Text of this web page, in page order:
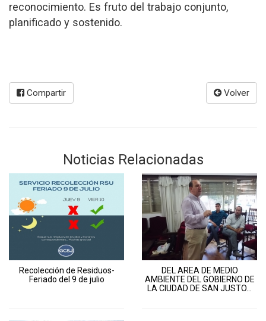
reconocimiento. Es fruto del trabajo conjunto,
planificado y sostenido.
Compartir Volver
Noticias Relacionadas
Recolección de Residuos-
Feriado del 9 de julio
DEL AREA DE MEDIO
AMBIENTE DEL GOBIERNO DE
LA CIUDAD DE SAN JUSTO...